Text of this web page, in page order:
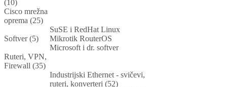
(10)
Cisco mrežna
oprema (25)
Softver (5)
SuSE i RedHat Linux
Mikrotik RouterOS
Microsoft i dr. softver
Ruteri, VPN,
Firewall (35)
Industrijski Ethernet - svičevi,
ruteri, konverteri (52)